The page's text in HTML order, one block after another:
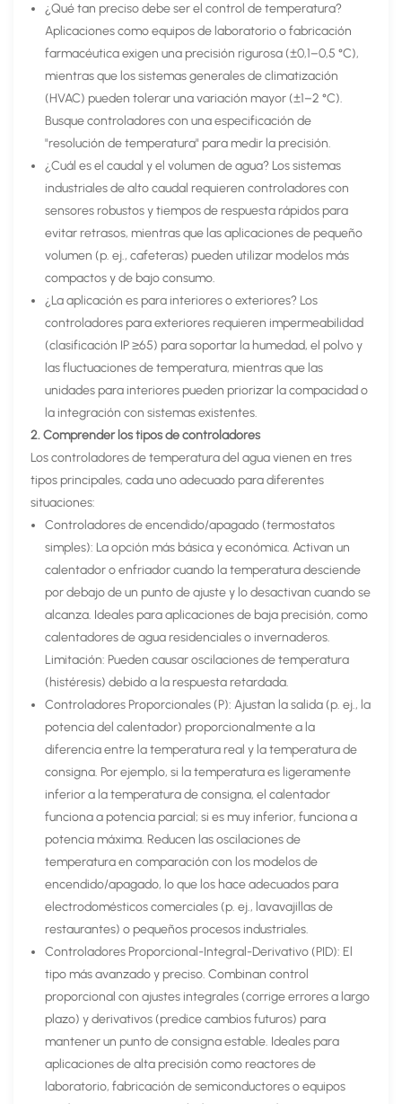
¿Qué tan preciso debe ser el control de temperatura?
Aplicaciones como equipos de laboratorio o fabricación
farmacéutica exigen una precisión rigurosa (±0,1–0,5 °C),
mientras que los sistemas generales de climatización
(HVAC) pueden tolerar una variación mayor (±1–2 °C).
Busque controladores con una especificación de
"resolución de temperatura" para medir la precisión.
¿Cuál es el caudal y el volumen de agua? Los sistemas
industriales de alto caudal requieren controladores con
sensores robustos y tiempos de respuesta rápidos para
evitar retrasos, mientras que las aplicaciones de pequeño
volumen (p. ej., cafeteras) pueden utilizar modelos más
compactos y de bajo consumo.
¿La aplicación es para interiores o exteriores? Los
controladores para exteriores requieren impermeabilidad
(clasificación IP ≥65) para soportar la humedad, el polvo y
las fluctuaciones de temperatura, mientras que las
unidades para interiores pueden priorizar la compacidad o
la integración con sistemas existentes.
2. Comprender los tipos de controladores
Los controladores de temperatura del agua vienen en tres
tipos principales, cada uno adecuado para diferentes
situaciones:
Controladores de encendido/apagado (termostatos
simples): La opción más básica y económica. Activan un
calentador o enfriador cuando la temperatura desciende
por debajo de un punto de ajuste y lo desactivan cuando se
alcanza. Ideales para aplicaciones de baja precisión, como
calentadores de agua residenciales o invernaderos.
Limitación: Pueden causar oscilaciones de temperatura
(histéresis) debido a la respuesta retardada.
Controladores Proporcionales (P): Ajustan la salida (p. ej., la
potencia del calentador) proporcionalmente a la
diferencia entre la temperatura real y la temperatura de
consigna. Por ejemplo, si la temperatura es ligeramente
inferior a la temperatura de consigna, el calentador
funciona a potencia parcial; si es muy inferior, funciona a
potencia máxima. Reducen las oscilaciones de
temperatura en comparación con los modelos de
encendido/apagado, lo que los hace adecuados para
electrodomésticos comerciales (p. ej., lavavajillas de
restaurantes) o pequeños procesos industriales.
Controladores Proporcional-Integral-Derivativo (PID): El
tipo más avanzado y preciso. Combinan control
proporcional con ajustes integrales (corrige errores a largo
plazo) y derivativos (predice cambios futuros) para
mantener un punto de consigna estable. Ideales para
aplicaciones de alta precisión como reactores de
laboratorio, fabricación de semiconductores o equipos